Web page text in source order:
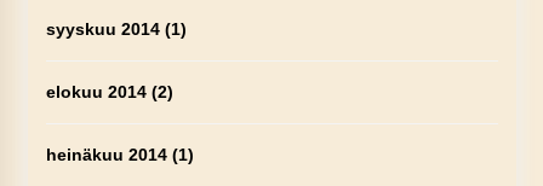
syyskuu 2014(1)
elokuu 2014(2)
heinäkuu 2014(1)